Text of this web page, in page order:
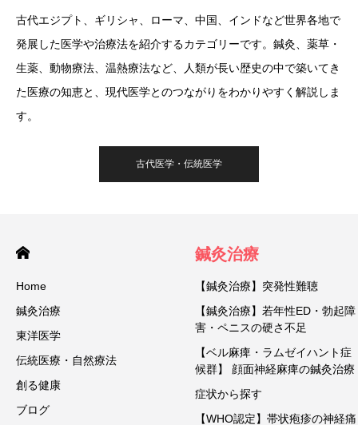
古代エジプト、ギリシャ、ローマ、中国、インドなど世界各地で
発展した医学や治療法を紹介するカテゴリーです。鍼灸、薬草・
生薬、動物療法、温熱療法など、人類が長い歴史の中で築いてき
た医療の知恵と、現代医学とのつながりをわかりやすく解説しま
す。
古代医学・伝統医学
Home
鍼灸治療
東洋医学
伝統医療・自然療法
創る健康
ブログ
鍼灸治療
【鍼灸治療】突発性難聴
【鍼灸治療】若年性ED・勃起障
害・ペニスの硬さ不足
【ベル麻痺・ラムゼイハント症
候群】 顔面神経麻痺の鍼灸治療
症状から探す
【WHO認定】帯状疱疹の神経痛